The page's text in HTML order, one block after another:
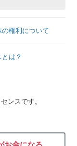
の権利について
は？
ンスです。